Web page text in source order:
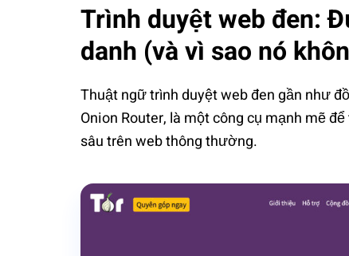
Trình duyệt web đen:
danh (và vì sao nó
Thuật ngữ trình duyệt web đen gần như
Onion Router, là một công cụ mạnh mẽ
sâu trên web thông thường.